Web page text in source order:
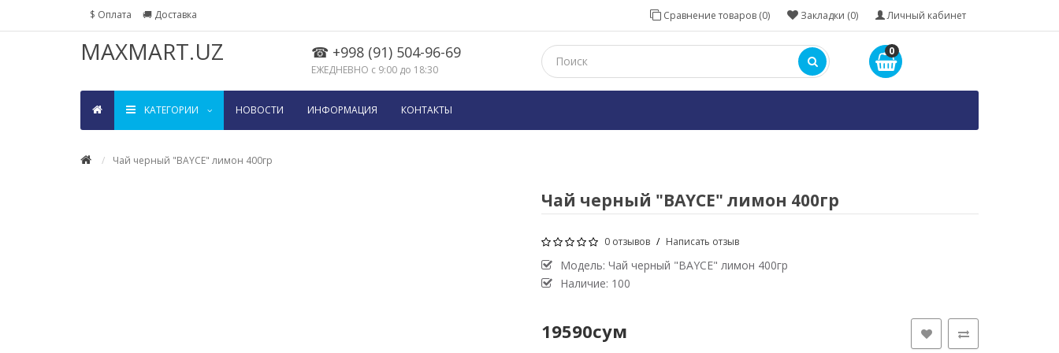
$ Оплата 🚚 Доставка Личный кабинет
Закладки (0)
Сравнение товаров (0)
MAXMART.UZ ☎ +998 (91) 504-96-69
ЕЖЕДНЕВНО с 9:00 до 18:30
0
KАТЕГОРИИ НОВОСТИ ИНФОРМАЦИЯ КОНТАКТЫ
Чай черный "BAYCE" лимон 400гр
Чай черный "BAYCE" лимон 400гр
0 отзывов / Написать отзыв
Модель: Чай черный "BAYCE" лимон 400гр
Наличие: 100
19590сум